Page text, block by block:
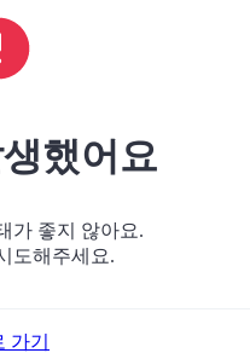
했어요
가 좋지 않아요.
도해주세요.
가기